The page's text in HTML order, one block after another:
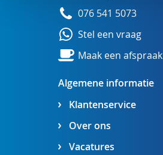
Algemene informatie
Klantenservice
Over ons
Vacatures
076 541 5073
Stel een vraag
Maak een afspraak